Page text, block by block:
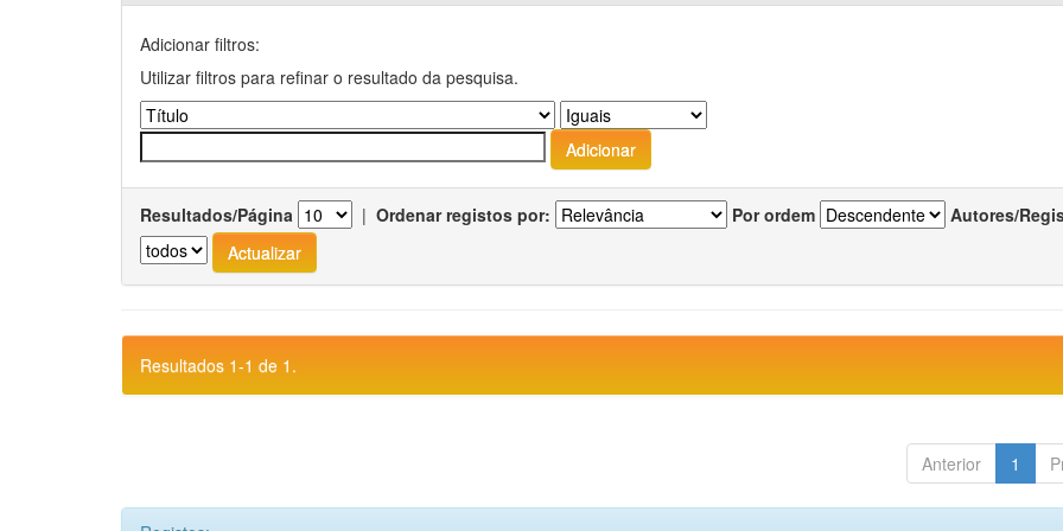
Adicionar filtros:
Utilizar filtros para refinar o resultado da pesquisa.
Resultados/Página | Ordenar registos por: Por ordem Autores/
Resultados 1-1 de 1.
Anterior 1